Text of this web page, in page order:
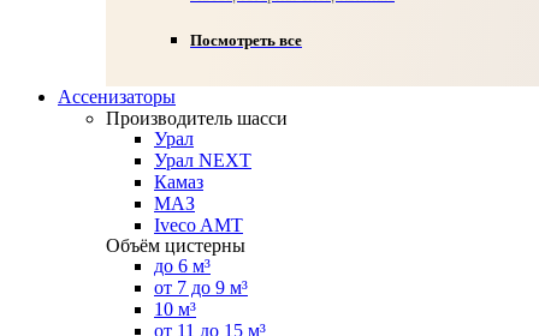
Посмотреть все
Ассенизаторы
Производитель шасси
Урал
Урал NEXT
Камаз
МАЗ
Iveco AMT
Объём цистерны
до 6 м³
от 7 до 9 м³
10 м³
от 11 до 15 м³